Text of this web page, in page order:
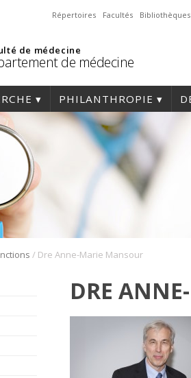
Répertoires Facultés Bibliothèques
de médecine
de médecine
PHILANTHROPIE
/ Dre Anne-Marie Mansour
DRE